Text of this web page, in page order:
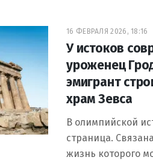
16 ФЕВРАЛЯ 2026, 18:16
У истоков
уроженец
эмигрант
храм Зевса
В олимпийской
страница.
жизнь которого